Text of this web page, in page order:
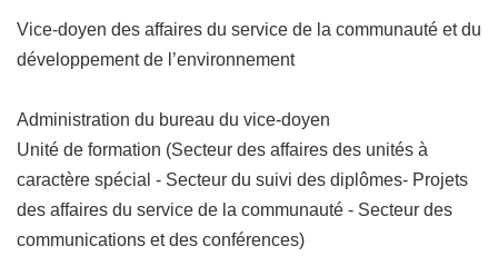
Vice-doyen des affaires du service de la communauté et du
développement de l’environnement
Administration du bureau du vice-doyen
Unité de formation (Secteur des affaires des unités à
caractère spécial - Secteur du suivi des diplômes- Projets
des affaires du service de la communauté - Secteur des
communications et des conférences)